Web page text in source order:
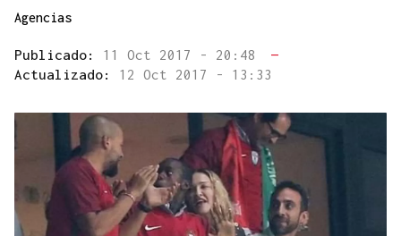
Agencias
Publicado: 11 Oct 2017 - 20:48
—
Actualizado: 12 Oct 2017 - 13:33